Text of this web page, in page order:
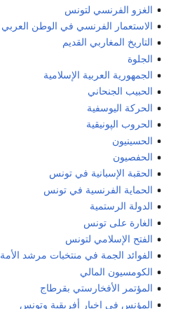
الغزو الفرنسي لتونس
الاستعمار الفرنسي في الوطن العربي
التاريخ المغاربي القديم
الجلوة
الجمهورية العربية الإسلامية
الحبيب الجنحاني
الحركة اليوسفية
الحروب الپونيقية
الحسينيون
الحفصيون
الحقبة الإسبانية في تونس
الحماية الفرنسية في تونس
الدولة الرستمية
الغارة على تونس
الفتح الإسلامي لتونس
الفوائد الجمة في منتخبات مرشد الأمة
الكومسيون المالي
المؤتمر الأفخارستي بقرطاج
المؤنس في اخبار أفريقية وتونس